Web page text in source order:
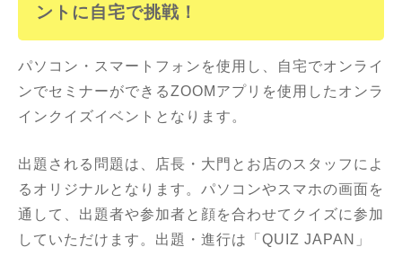
ントに自宅で挑戦！
パソコン・スマートフォンを使用し、自宅でオンライ
ンでセミナーができるZOOMアプリを使用したオンラ
インクイズイベントとなります。
出題される問題は、店長・大門とお店のスタッフによ
るオリジナルとなります。パソコンやスマホの画面を
通して、出題者や参加者と顔を合わせてクイズに参加
していただけます。出題・進行は「QUIZ JAPAN」